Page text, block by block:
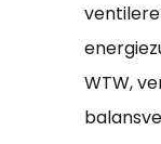
WTW,